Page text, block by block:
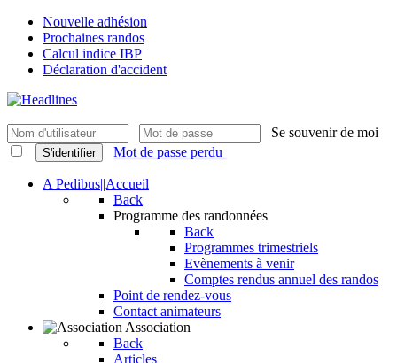
Nouvelle adhésion
Prochaines randos
Calcul indice IBP
Déclaration d'accident
Se souvenir de moi
S'identifier Mot de passe perdu
A Pedibus||Accueil
Back
Programme des randonnées
Back
Programmes trimestriels
Evènements à venir
Comptes rendus annuel des randos
Point de rendez-vous
Contact animateurs
Association
Back
Articles